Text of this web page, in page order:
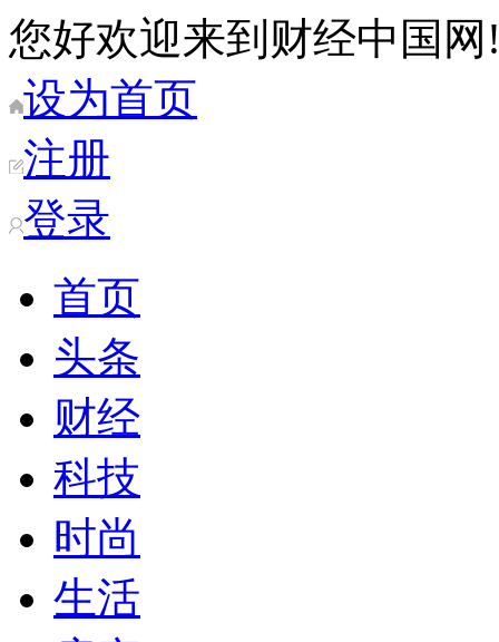
您好欢迎来到财经中国网
设为首页
注册
登录
首页
头条
财经
科技
时尚
生活